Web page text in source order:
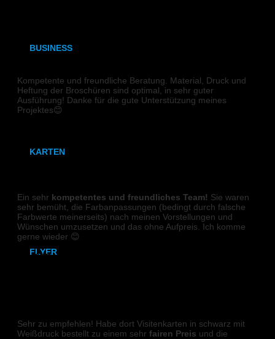
BUSINESS
Visitenkarten (Weißdruck)
KARTEN
Klappkarten
FLYER
DIN-Lang
Kompetente und freundliche Beratung. Material, Druck und
Heftung der Broschüren sind optimal, in sehr guter
Ausführung! Danke für die gute Unterstützung meines
Projektes😊
Ein sehr kompetentes und freundliches Team! Sie waren
sehr bemüht, die Farbanpassungen (bedingt durch falsche
Farbwerte meinerseits) nach meinen Vorstellungen und
Wünschen umzusetzen und das ohne Aufpreis. Ich komme
gerne wieder 😊
Mareen
Sehr zu empfehlen! Habe dort Visitenkarten in schwarz mit
Weißdruck bestellt zu einem sehr fairen Preis und die